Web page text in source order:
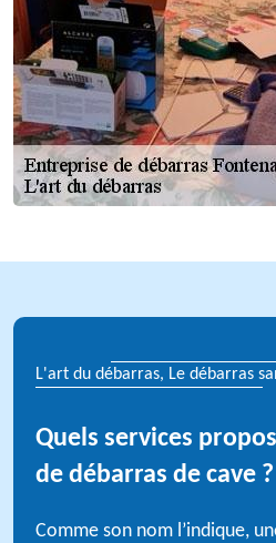
L'art du débarras, Le débarras
Quels services
de débarras de cave ?
Comme son nom l’indique,